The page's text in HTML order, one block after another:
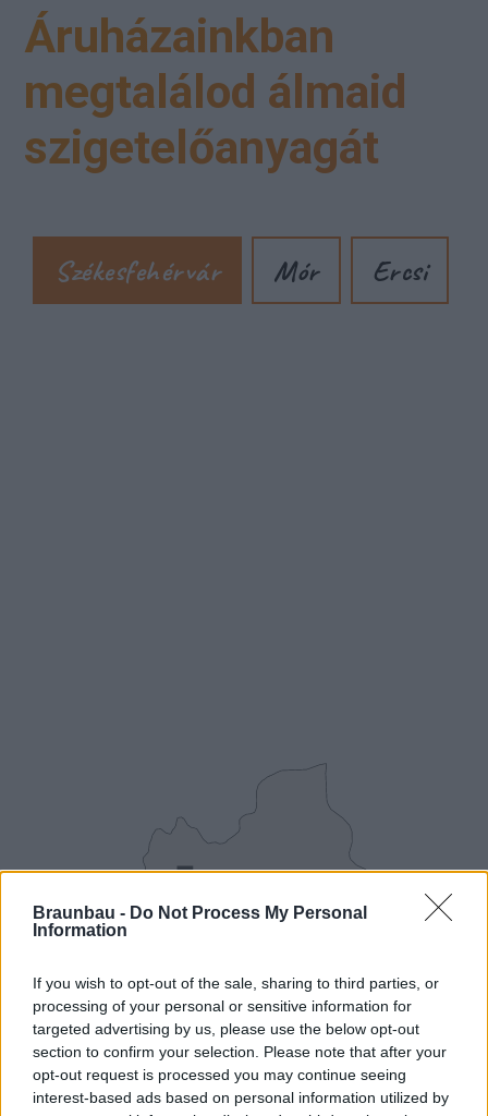
Braunbau - Do Not Process My Personal
Information
If you wish to opt-out of the sale, sharing to third parties, or
processing of your personal or sensitive information for
targeted advertising by us, please use the below opt-out
section to confirm your selection. Please note that after your
opt-out request is processed you may continue seeing
interest-based ads based on personal information utilized by
Áruházainkban
megtalálod álmaid
szigetelőanyagát
Székesfehérvár Mór Ercsi
Tel.: